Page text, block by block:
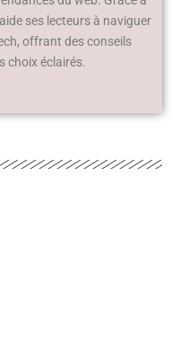
ses lecteurs à naviguer
offrant des conseils
choix éclairés.